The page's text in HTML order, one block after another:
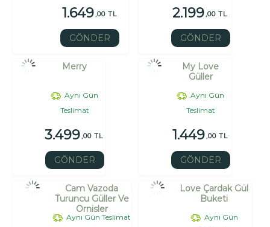
1.649,00 TL
GÖNDER
2.199,00 TL
GÖNDER
Merry
Aynı Gün
Teslimat
3.499,00 TL
GÖNDER
My Love
Güller
Aynı Gün
Teslimat
1.449,00 TL
GÖNDER
Cam Vazoda
Turuncu Güller Ve
Ornisler
Aynı Gün Teslimat
Love Çardak Gül
Buketi
Aynı Gün